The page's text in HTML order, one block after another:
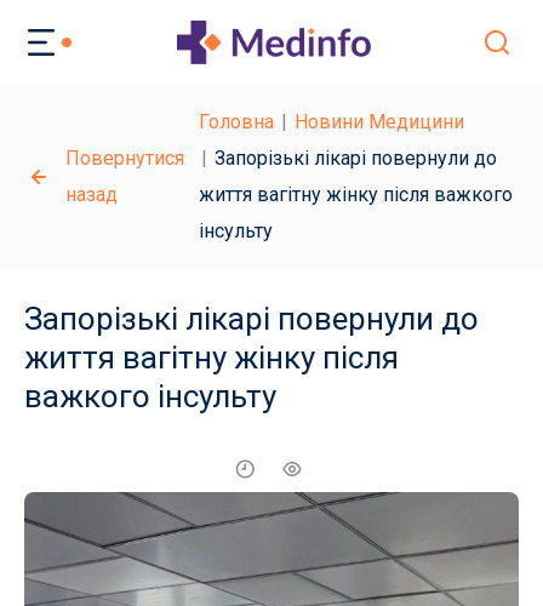
Повернутися
назад
Головна
Новини Медицини
Запорізькі лікарі повернули до
життя вагітну жінку після важкого
інсульту
Запорізькі лікарі повернули до
життя вагітну жінку після
важкого інсульту